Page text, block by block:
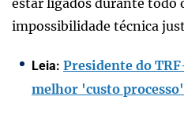
impossibilidade técnica
Leia: Presidente do
melhor 'custo